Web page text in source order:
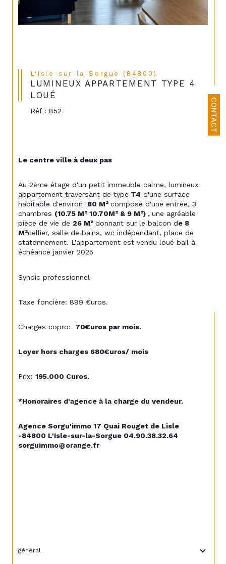
CONTACT
L'Isle-sur-la-Sorgue (84800)
LUMINEUX APPARTEMENT TYPE 4
LOUÉ
Réf : 852
Le centre ville à deux pas
Au 2ème étage d'un petit immeuble calme, lumineux
appartement traversant de type T4 d'une surface
habitable d'environ
80 M² composé d'une entrée, 3
chambres (10.75 M² 10.70M² & 9 M²) , une agréable
pièce de vie de 26 M² donnant sur le balcon de 8
M²cellier, salle de bains, wc indépendant, place de
statonnement. L'appartement est vendu loué bail à
échéance janvier 2025
Syndic professionnel
Taxe foncière: 899 €uros.
Charges copro: 70€uros par mois.
Loyer hors charges 680€uros/ mois
Prix: 195.000 €uros.
*Honoraires d'agence à la charge du vendeur.
Agence Sorgu'immo 17 Quai Rouget de Lisle
-84800 L'Isle-sur-la-Sorgue 04.90.38.32.64
sorguimmo@orange.fr
général